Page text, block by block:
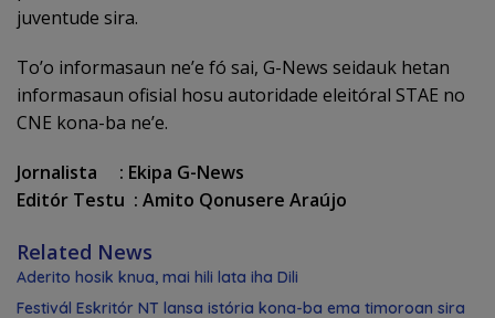
juventude sira.
To’o informasaun ne’e fó sai, G-News seidauk hetan
informasaun ofisial hosu autoridade eleitóral STAE no
CNE kona-ba ne’e.
Jornalista : Ekipa G-News
Editór Testu : Amito Qonusere Araújo
Related News
Aderito hosik knua, mai hili lata iha Dili
Festivál Eskritór NT lansa istória kona-ba ema timoroan sira